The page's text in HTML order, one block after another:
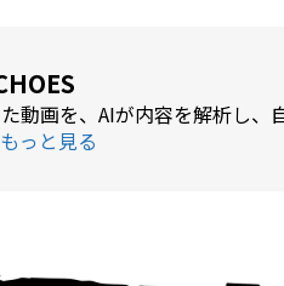
動画を、AIが内容を解析し、
っと見る